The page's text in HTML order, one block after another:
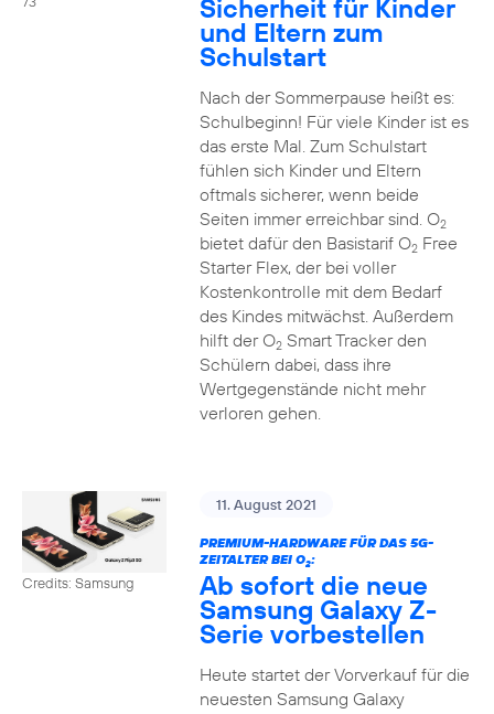
Sicherheit für Kinder
und Eltern zum
Schulstart
Nach der Sommerpause heißt es:
Schulbeginn! Für viele Kinder ist es
das erste Mal. Zum Schulstart
fühlen sich Kinder und Eltern
oftmals sicherer, wenn beide
Seiten immer erreichbar sind. O2
bietet dafür den Basistarif O2Free
Starter Flex, der bei voller
Kostenkontrolle mit dem Bedarf
des Kindes mitwächst. Außerdem
hilft der O2Smart Tracker den
Schülern dabei, dass ihre
Wertgegenstände nicht mehr
verloren gehen.
Credits: Samsung
11. August 2021
PREMIUM-HARDWARE FÜR DAS 5G-
ZEITALTER BEI O2:
Ab sofort die neue
Samsung Galaxy Z-
Serie vorbestellen
Heute startet der Vorverkauf für die
neuesten Samsung Galaxy